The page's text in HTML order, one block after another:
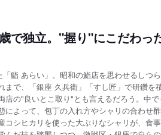
で独立。"握り"にこだわっ
鮨 あらい」。昭和の鮨店を思わせるしつ
で、「銀座 久兵衛」「すし匠」で研鑽を
の"良いとこ取り"とも言えるだろう。中
よって、包丁の入れ方やシャリの合わせ
シヒカリを使った大ぶりなシャリが、食